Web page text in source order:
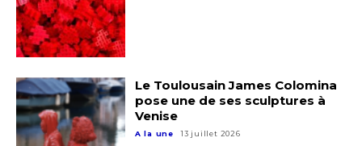
Le Toulousain James Colomina
pose une de ses sculptures à
Venise
A la une 13 juillet 2026